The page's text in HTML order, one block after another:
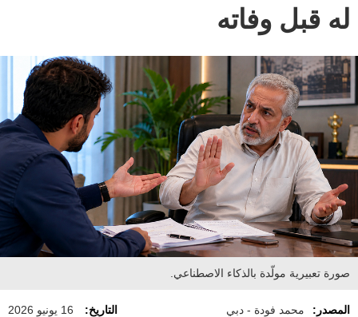
له قبل وفاته
صورة تعبيرية مولّدة بالذكاء الاصطناعي.
المصدر: محمد فودة - دبي التاريخ: 16 يونيو 2026